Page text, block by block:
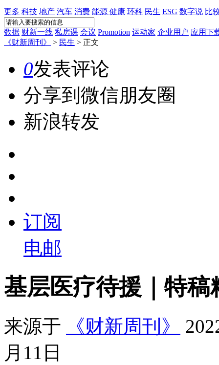
更多 科技 地产 汽车 消费 能源 健康 环科 民生 ESG 数字说 比
数据 财新一线 私房课 会议 Promotion 运动家 企业用户 应用下
《财新周刊》
> 民生 > 正文
0发表评论
分享到微信朋友圈
新浪转发
订阅
电邮
基层医疗待援｜特
来源于 《财新周刊》
月11日